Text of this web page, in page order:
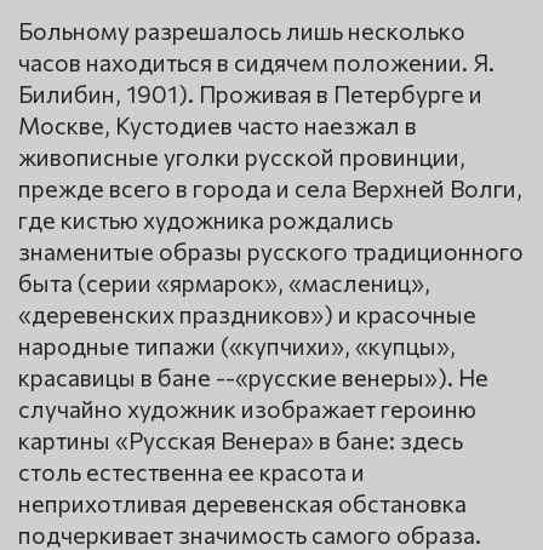
Больному разрешалось лишь несколько
часов находиться в сидячем положении. Я.
Билибин, 1901). Проживая в Петербурге и
Москве, Кустодиев часто наезжал в
живописные уголки русской провинции,
прежде всего в города и села Верхней Волги,
где кистью художника рождались
знаменитые образы русского традиционного
быта (серии «ярмарок», «маслениц»,
«деревенских праздников») и красочные
народные типажи («купчихи», «купцы»,
красавицы в бане --«русские венеры»). Не
случайно художник изображает героиню
картины «Русская Венера» в бане: здесь
столь естественна ее красота и
неприхотливая деревенская обстановка
подчеркивает значимость самого образа.